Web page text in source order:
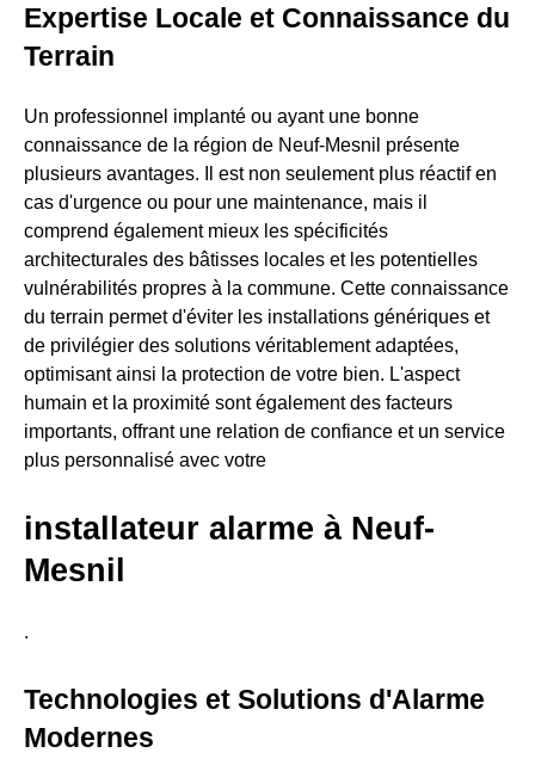
Expertise Locale et Connaissance du
Terrain
Un professionnel implanté ou ayant une bonne
connaissance de la région de Neuf-Mesnil présente
plusieurs avantages. Il est non seulement plus réactif en
cas d'urgence ou pour une maintenance, mais il
comprend également mieux les spécificités
architecturales des bâtisses locales et les potentielles
vulnérabilités propres à la commune. Cette connaissance
du terrain permet d'éviter les installations génériques et
de privilégier des solutions véritablement adaptées,
optimisant ainsi la protection de votre bien. L'aspect
humain et la proximité sont également des facteurs
importants, offrant une relation de confiance et un service
plus personnalisé avec votre
installateur alarme à Neuf-
Mesnil
.
Technologies et Solutions d'Alarme
Modernes